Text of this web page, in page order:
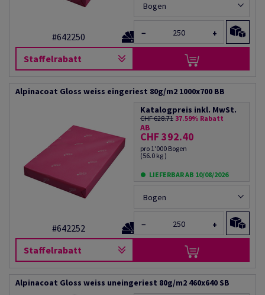
#642250
Staffelrabatt
Bogen
− +
Alpinacoat Gloss weiss eingeriest 80g/m2 1000x700 BB
#642252
Staffelrabatt
Katalogpreis inkl. MwSt.
CHF 628.71 37.59% Rabatt
AB
CHF 392.40
pro 1'000 Bogen
(56.0 kg )
LIEFERBAR AB 10/08/2026
Bogen
− +
Alpinacoat Gloss weiss uneingeriest 80g/m2 460x640 SB